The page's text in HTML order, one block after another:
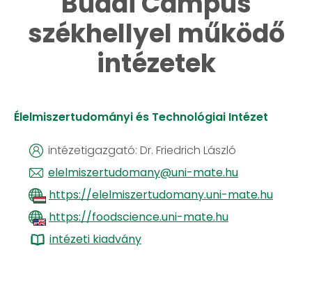
székhellyel működő
intézetek
Élelmiszertudományi és Technológiai Intézet
intézetigazgató: Dr. Friedrich László
elelmiszertudomany@uni-mate.hu
https://elelmiszertudomany.uni-mate.hu
https://foodscience.uni-mate.hu
intézeti kiadvány